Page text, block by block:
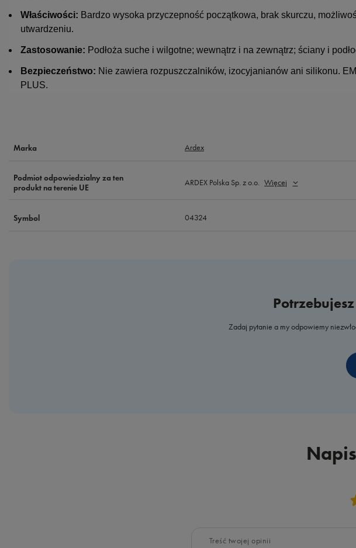
Właściwości: Bardzo wysoka przyczepność początkowa, brak skurczu,
utwardzeniu.
Zastosowanie: Podłoża suche i wilgotne; wewnątrz i na zewnątrz; ściany i
Bezpieczeństwo: Nie zawiera rozpuszczalników, izocyjanianów ani silikonu.
PLUS.
Marka Ardex
Podmiot odpowiedzialny za ten
produkt na terenie UE
ARDEX Polska Sp. z o.o. Więcej
Symbol 04324
Zadaj pytanie a my odpowiemy
Treść twojej opinii